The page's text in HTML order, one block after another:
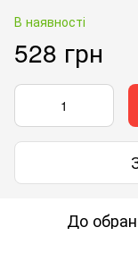
В наявності
528 грн
До